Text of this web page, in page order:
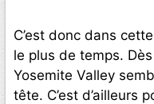
C’est donc dans
le plus de temps.
Yosemite Valley
tête. C’est d’ailleurs